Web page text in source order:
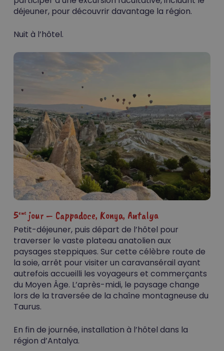
déjeuner, pour découvrir davantage la région.
Nuit à l’hôtel.
5emejour – Cappadoce, Konya, Antalya
Petit-déjeuner, puis départ de l’hôtel pour
traverser le vaste plateau anatolien aux
paysages steppiques. Sur cette célèbre route de
la soie, arrêt pour visiter un caravansérail ayant
autrefois accueilli les voyageurs et commerçants
du Moyen Âge. L’après-midi, le paysage change
lors de la traversée de la chaîne montagneuse du
Taurus.
En fin de journée, installation à l’hôtel dans la
région d’Antalya.